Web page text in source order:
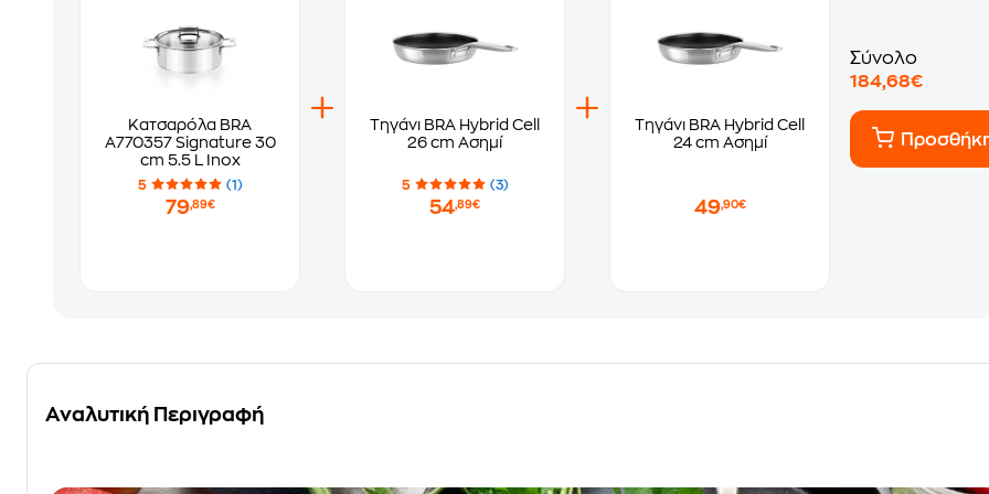
Κατσαρόλα BRA
A770357 Signature 30
cm 5.5 L Inox
5 (1)
79,89€
Τηγάνι BRA Hybrid Cell
26 cm Ασημί
5 (3)
54,89€
Τηγάνι BRA Hybrid Cell
24 cm Ασημί
49,90€
Σύνολο
184,68€
Αναλυτική Περιγραφή